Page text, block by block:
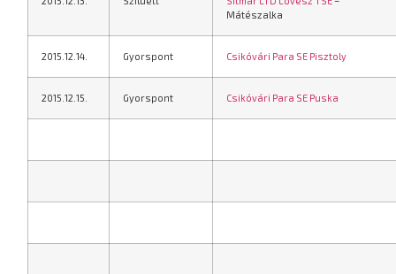
Mátészalka
2015.12.14. Gyorspont Csikóvári Para SE Pisztoly
2015.12.15. Gyorspont Csikóvári Para SE Puska